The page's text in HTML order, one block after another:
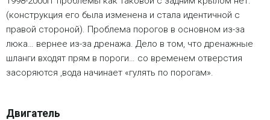
(конструкция его была изменена и стала идентичной с
правой стороной). Проблема порогов в основном из-за
люка… вернее из-за дренажа. Дело в том, что дренажные
шланги входят прям в пороги… со временем отверстия
засоряются ,вода начинает «гулять по порогам».
Двигатель